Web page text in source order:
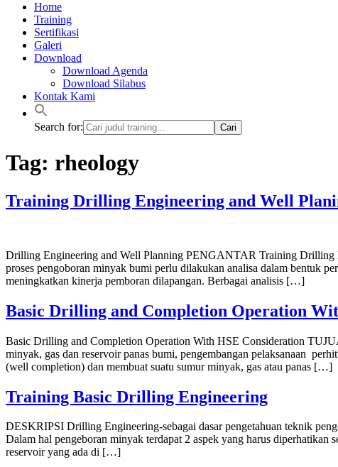
Home
Training
Sertifikasi
Galeri
Download
Download Agenda
Download Silabus
Kontak Kami
Search for:
Tag: rheology
Training Drilling Engineering and Well
Drilling Engineering and Well Planning PENGANTAR Training Drilling
proses pengoboran minyak bumi perlu dilakukan analisa dalam bentuk
meningkatkan kinerja pemboran dilapangan. Berbagai analisis […]
Basic Drilling and Completion Operation
Basic Drilling and Completion Operation With HSE Consideration
minyak, gas dan reservoir panas bumi, pengembangan pelaksanaan
(well completion) dan membuat suatu sumur minyak, gas atau panas […]
Training Basic Drilling Engineering
DESKRIPSI Drilling Engineering-sebagai dasar pengetahuan teknik
Dalam hal pengeboran minyak terdapat 2 aspek yang harus
reservoir yang ada di […]